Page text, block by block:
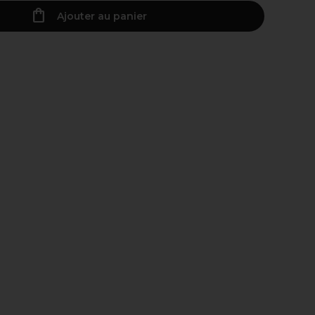
Ajouter au panier